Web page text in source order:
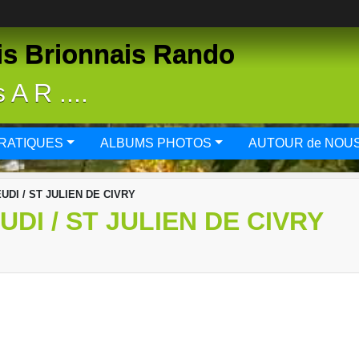
Brionnais Rando
A R ....
ALBUMS PHOTOS AUTOUR de
/ ST JULIEN DE CIVRY
/ ST JULIEN DE CIVRY